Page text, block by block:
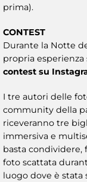
prima).
CONTEST
Durante la Notte
propria
contest su
I tre autori delle
community della
riceveranno tre
immersiva e
basta condividere,
foto scattata
luogo dove è stata